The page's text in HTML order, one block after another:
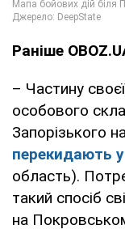
Раніше
– Частину
особового
Запорізького
перекидають
область).
такий спосіб
на